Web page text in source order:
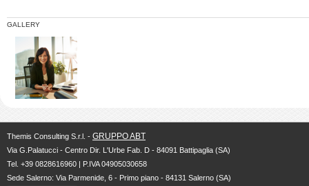
GALLERY
Themis Consulting S.r.l. - GRUPPO ABT
Via G.Palatucci - Centro Dir. L'Urbe Fab. D - 84091 Battipaglia (SA)
Tel. +39 0828616960 | P.IVA 04905030658
Sede Salerno: Via Parmenide, 6 - Primo piano - 84131 Salerno (SA)